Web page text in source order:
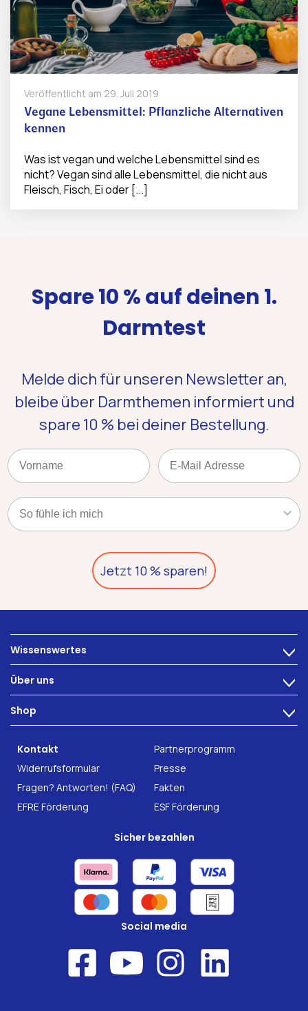
Veröffentlicht am 29. Juli 2019
Vegane Lebensmittel: Pflanzliche Alternativen
kennen
Was ist vegan und welche Lebensmittel sind es
nicht? Vegan sind alle Lebensmittel, die nicht aus
Fleisch, Fisch, Ei oder [...]
Spare 10 % auf deinen 1.
Darmtest
Melde dich für unseren Newsletter an,
bleibe über Darmthemen informiert und
spare 10 % bei deiner Bestellung.
Name Email
Kategorie
Jetzt 10 % sparen!
Wissenswertes >
Ernährung
Darmgesundheit
Über uns >
Technologie
Karriere
Forschung
Shop >
INTEST.pro
Nahrungsergänzung
Kontakt
Partnerprogramm
Widerrufsformular
Presse
Fragen? Antworten! (FAQ)
Fakten
EFRE Förderung
ESF Förderung
Sicher bezahlen
Social media